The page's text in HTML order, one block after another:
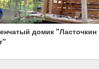
домик "Ласточкин